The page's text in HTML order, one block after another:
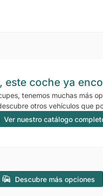
este coche ya
tenemos muchas más
otros vehículos que
Ver nuestro catálogo
Descubre más opciones